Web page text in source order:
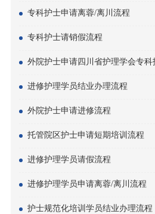
专科护士申请离蓉/离川流程
专科护士请销假流程
外院护士申请四川省护理学会专科
进修护理学员结业办理流程
外院护士申请进修流程
托管院区护士申请短期培训流程
进修护理学员请假流程
进修护理学员申请离蓉/离川流程
护士规范化培训学员结业办理流程